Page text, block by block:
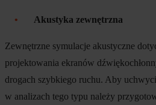
Akustyka zewnętrzna
Zewnętrzne symulacje akustyczne
projektowania ekranów
drogach szybkiego ruchu. Aby
w analizach tego typu należy